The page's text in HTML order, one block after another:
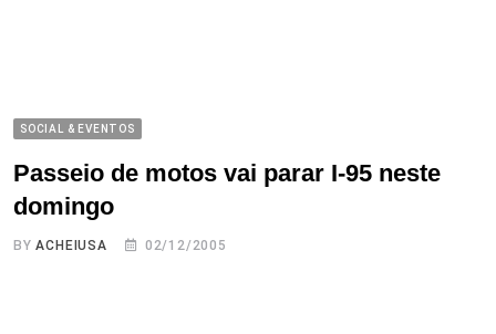
SOCIAL & EVENTOS
Passeio de motos vai parar I-95 neste
domingo
BYACHEIUSA 02/12/2005